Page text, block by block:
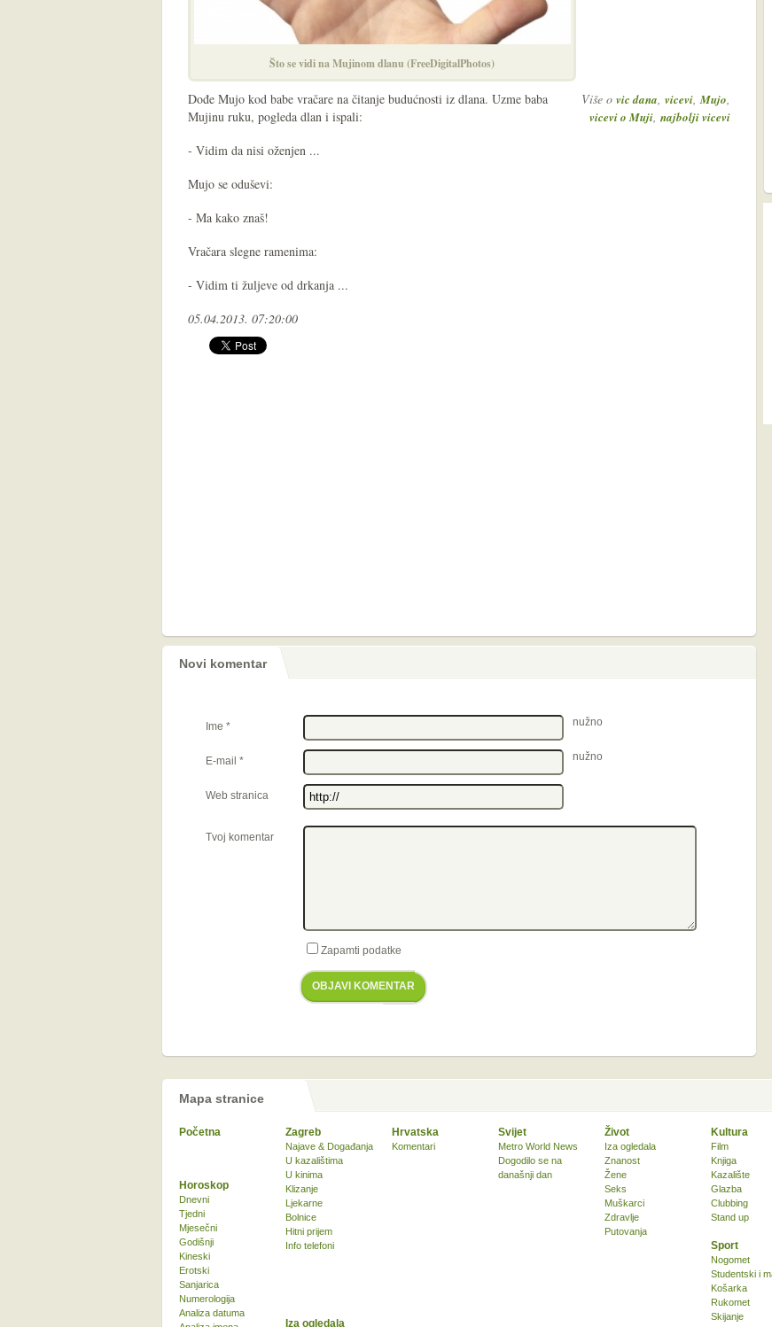
Što se vidi na Mujinom dlanu (FreeDigitalPhotos)
Više o vic dana, vicevi,Mujo,
vicevi o Muji, najbolji vicevi
Dođe Mujo kod babe vračare na čitanje budućnosti iz dlana. Uzme baba
Mujinu ruku, pogleda dlan i ispali:
- Vidim da nisi oženjen ...
Mujo se oduševi:
- Ma kako znaš!
Vračara slegne ramenima:
- Vidim ti žuljeve od drkanja ...
05.04.2013. 07:20:00
Novi komentar
Ime * nužno
E-mail * nužno
Web stranica
Tvoj komentar
Zapamti podatke
OBJAVI KOMENTAR
Mapa stranice
Početna Zagreb
Najave & Događanja
U kazalištima
U kinima
Klizanje
Ljekarne
Bolnice
Hitni prijem
Info telefoni
Hrvatska
Komentari
Svijet
Metro World News
Dogodilo se na
današnji dan
Život
Iza ogledala
Znanost
Žene
Seks
Muškarci
Zdravlje
Putovanja
Kultura
Film
Knjiga
Kazalište
Glazba
Clubbing
Stand up
Sport
Nogomet
Studentski i
Košarka
Rukomet
Skijanje
Horoskop
Dnevni
Tjedni
Mjesečni
Godišnji
Kineski
Erotski
Sanjarica
Numerologija
Analiza datuma
Iza ogledala